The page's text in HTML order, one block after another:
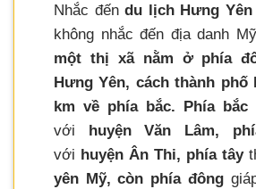
Nhắc đến du lịch Hưng Yên
không nhắc đến địa danh
một thị xã nằm ở phía
Hưng Yên, cách thành phố
km về phía bắc. Phía bắc
với huyện Văn Lâm,
với huyện Ân Thi, phía tây
yên Mỹ, còn phía đông